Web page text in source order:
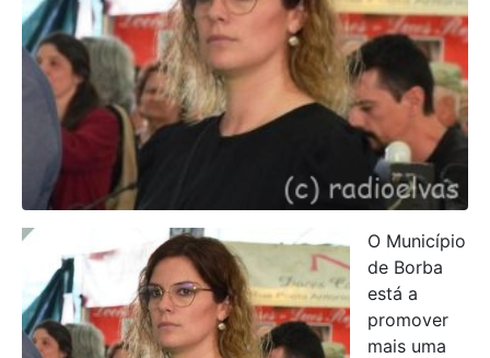
O Município
de Borba
está a
promover
mais uma